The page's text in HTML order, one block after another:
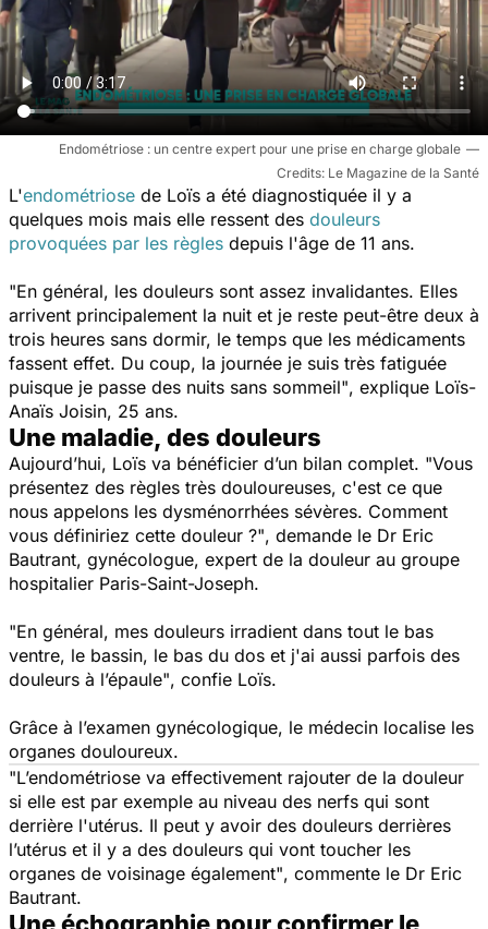
Endométriose : un centre expert pour une prise en charge globale
Le Magazine de la Santé
L'endométriose de Loïs a été diagnostiquée il y a
quelques mois mais elle ressent des douleurs
provoquées par les règles depuis l'âge de 11 ans.
"En général, les douleurs sont assez invalidantes. Elles
arrivent principalement la nuit et je reste peut-être deux à
trois heures sans dormir, le temps que les médicaments
fassent effet. Du coup, la journée je suis très fatiguée
puisque je passe des nuits sans sommeil", explique Loïs-
Anaïs Joisin, 25 ans.
Une maladie, des douleurs
Aujourd’hui, Loïs va bénéficier d’un bilan complet. "Vous
présentez des règles très douloureuses, c'est ce que
nous appelons les dysménorrhées sévères. Comment
vous définiriez cette douleur ?", demande le Dr Eric
Bautrant, gynécologue, expert de la douleur au groupe
hospitalier Paris-Saint-Joseph.
"En général, mes douleurs irradient dans tout le bas
ventre, le bassin, le bas du dos et j'ai aussi parfois des
douleurs à l’épaule", confie Loïs.
Grâce à l’examen gynécologique, le médecin localise les
organes douloureux.
"L’endométriose va effectivement rajouter de la douleur
si elle est par exemple au niveau des nerfs qui sont
derrière l'utérus. Il peut y avoir des douleurs derrières
l’utérus et il y a des douleurs qui vont toucher les
organes de voisinage également", commente le Dr Eric
Bautrant.